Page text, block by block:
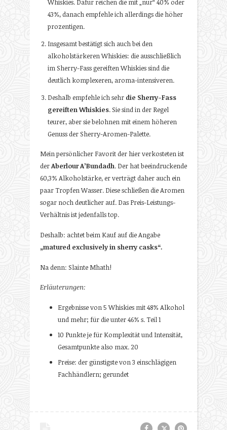
Whiskies. Dafür reichen die mit „nur“ 40% oder
43%, danach empfehle ich allerdings die höher
prozentigen.
Insgesamt bestätigt sich auch bei den
alkoholstärkeren Whiskies: die ausschließlich
im Sherry-Fass gereiften Whiskies sind die
deutlich komplexeren, aroma-intensiveren.
Deshalb empfehle ich sehr die Sherry-Fass
gereiften Whiskies. Sie sind in der Regel
teurer, aber sie belohnen mit einem höheren
Genuss der Sherry-Aromen-Palette.
Mein persönlicher Favorit der hier verkosteten ist
derAberlour A’Bundadh. Der hat beeindruckende
60,3% Alkoholstärke, er verträgt daher auch ein
paar Tropfen Wasser. Diese schließen die Aromen
sogar noch deutlicher auf. Das Preis-Leistungs-
Verhältnis ist jedenfalls top.
Deshalb: achtet beim Kauf auf die Angabe
„matured exclusively in sherry casks“.
Na denn: Slainte Mhath!
Erläuterungen:
Ergebnisse von 5 Whiskies mit 48% Alkohol
und mehr; für die unter 46% s. Teil 1
10 Punkte je für Komplexität und Intensität,
Gesamtpunkte also max. 20
Preise: der günstigste von 3 einschlägigen
Fachhändlern; gerundet